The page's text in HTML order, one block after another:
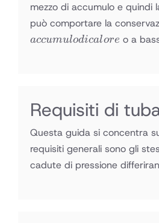
mezzo di accumulo e quindi
può comportare la
accumulodicalore o a
Requisiti di
Questa guida si concentra
requisiti generali sono gli
cadute di pressione